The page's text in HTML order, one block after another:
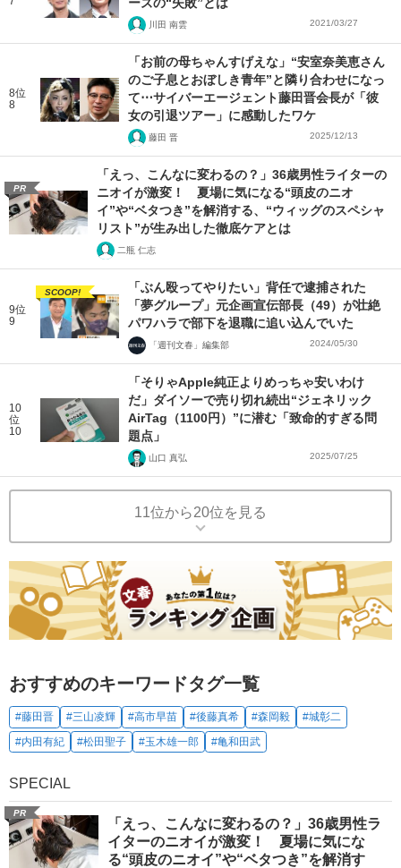
川田 南雲 2021/03/27
8位
8
「お前の母ちゃんすげえな」“安室奈美恵さん
のご子息とおぼしき青年”と隣り合わせになっ
て⋯サイバーエージェント藤田晋会長が「彼
女の引退ツアー」に感動したワケ
藤田 晋 2025/12/13
PR
「えっ、こんなに変わるの？」36歳男性ライターの
ニオイが激変！ 夏場に気になる“頭皮のニオ
イ”や“ベタつき”を解消する、“ウィッグのスペシャ
リスト”が生み出した徹底ケアとは
二瓶 仁志
9位
9
SCOOP!
「ぶん殴ってやりたい」背任で逮捕された
「夢グループ」元企画宣伝部長（49）が壮絶
パワハラで部下を退職に追い込んでいた
「週刊文春」編集部 2024/05/30
10
位
10
「そりゃApple純正よりめっちゃ安いわけ
だ」ダイソーで売り切れ続出“ジェネリック
AirTag（1100円）”に潜む「致命的すぎる問
題点」
山口 真弘 2025/07/25
11位から20位を見る
おすすめのキーワードタグ一覧
#藤田晋 #三山凌輝 #高市早苗 #後藤真希 #森岡毅
#城彰二
#内田有紀
#松田聖子 #玉木雄一郎 #亀和田武
SPECIAL
PR
「えっ、こんなに変わるの？」36歳男性ラ
イターのニオイが激変！ 夏場に気にな
る“頭皮のニオイ”や“ベタつき”を解消す